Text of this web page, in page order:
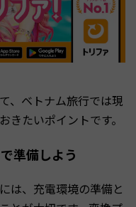
、ベトナム旅行では現
きたいポイントです。
準備しよう
は、充電環境の準備と